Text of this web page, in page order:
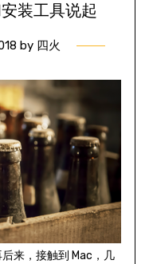
装工具说起
by 四火
来，接触到 Mac，几